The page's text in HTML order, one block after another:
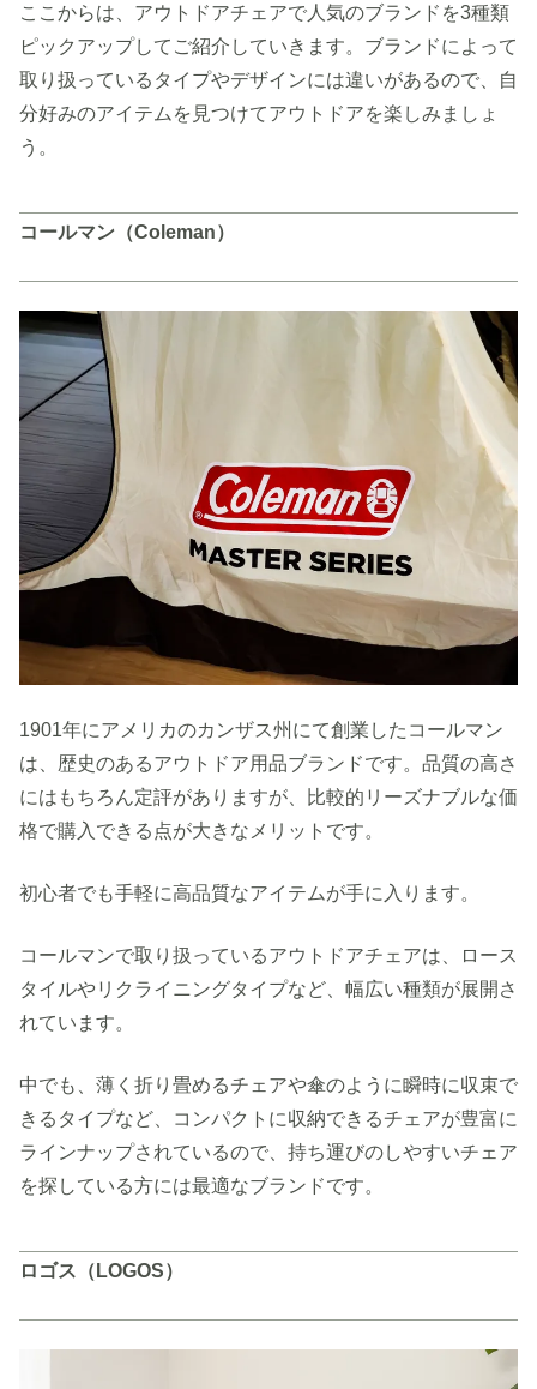
ここからは、アウトドアチェアで人気のブランドを3種類
ピックアップしてご紹介していきます。ブランドによって
取り扱っているタイプやデザインには違いがあるので、自
分好みのアイテムを見つけてアウトドアを楽しみましょ
う。
コールマン（Coleman）
1901年にアメリカのカンザス州にて創業したコールマン
は、歴史のあるアウトドア用品ブランドです。品質の高さ
にはもちろん定評がありますが、比較的リーズナブルな価
格で購入できる点が大きなメリットです。
初心者でも手軽に高品質なアイテムが手に入ります。
コールマンで取り扱っているアウトドアチェアは、ロース
タイルやリクライニングタイプなど、幅広い種類が展開さ
れています。
中でも、薄く折り畳めるチェアや傘のように瞬時に収束で
きるタイプなど、コンパクトに収納できるチェアが豊富に
ラインナップされているので、持ち運びのしやすいチェア
を探している方には最適なブランドです。
ロゴス（LOGOS）